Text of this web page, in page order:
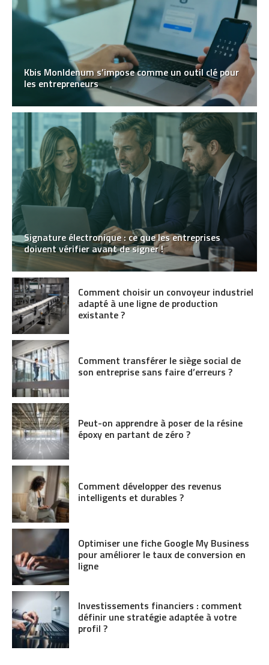
Kbis MonIdenum s’impose comme un outil clé pour
les entrepreneurs
Signature électronique : ce que les entreprises
doivent vérifier avant de signer !
Comment choisir un convoyeur industriel
adapté à une ligne de production
existante ?
Comment transférer le siège social de
son entreprise sans faire d’erreurs ?
Peut-on apprendre à poser de la résine
époxy en partant de zéro ?
Comment développer des revenus
intelligents et durables ?
Optimiser une fiche Google My Business
pour améliorer le taux de conversion en
ligne
Investissements financiers : comment
définir une stratégie adaptée à votre
profil ?